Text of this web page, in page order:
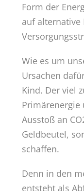
Form der
auf alternative
Wie es um
Ursachen
Kind. Der viel
Ausstoß an
Geldbeutel,
schaffen.
Denn in den
entsteht als